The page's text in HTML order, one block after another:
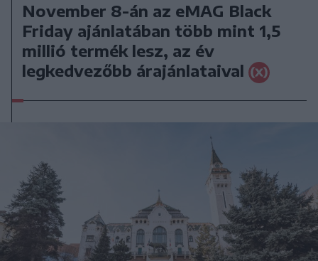
November 8-án az eMAG Black
Friday ajánlatában több mint 1,5
millió termék lesz, az év
legkedvezőbb árajánlataival